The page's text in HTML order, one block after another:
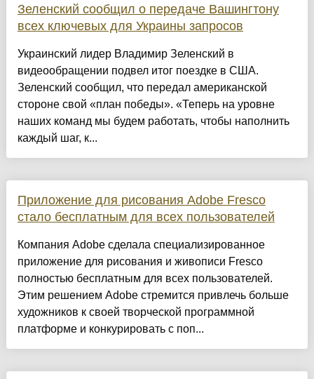
Зеленский сообщил о передаче Вашингтону
всех ключевых для Украины запросов
Украинский лидер Владимир Зеленский в
видеообращении подвел итог поездке в США.
Зеленский сообщил, что передал американской
стороне свой «план победы». «Теперь на уровне
наших команд мы будем работать, чтобы наполнить
каждый шаг, к...
Приложение для рисования Adobe Fresco
стало бесплатным для всех пользователей
Компания Adobe сделала специализированное
приложение для рисования и живописи Fresco
полностью бесплатным для всех пользователей.
Этим решением Adobe стремится привлечь больше
художников к своей творческой программной
платформе и конкурировать с поп...